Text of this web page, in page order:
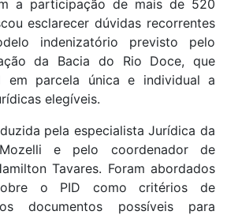
a participação de mais de 520
esclarecer dúvidas recorrentes
indenizatório previsto pelo
da Bacia do Rio Doce, que
em parcela única e individual a
elegíveis.
pela especialista Jurídica da
e pelo coordenador de
Tavares. Foram abordados
o PID como critérios de
documentos possíveis para